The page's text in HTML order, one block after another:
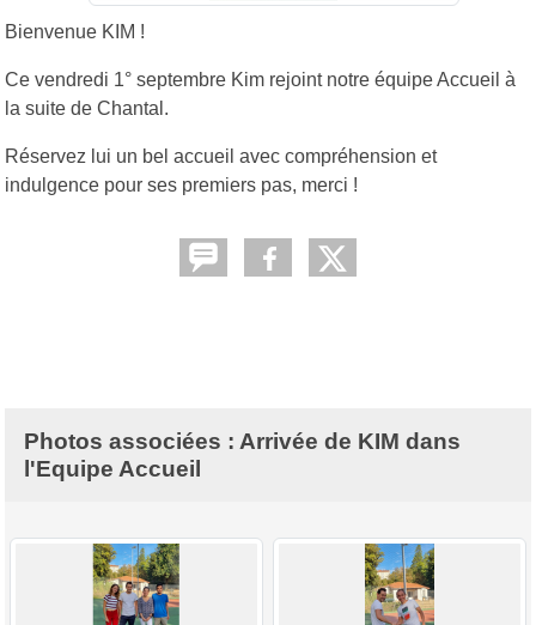
Bienvenue KIM !
Ce vendredi 1° septembre Kim rejoint notre équipe Accueil à
la suite de Chantal.
Réservez lui un bel accueil avec compréhension et
indulgence pour ses premiers pas, merci !
Photos associées : Arrivée de KIM dans
l'Equipe Accueil